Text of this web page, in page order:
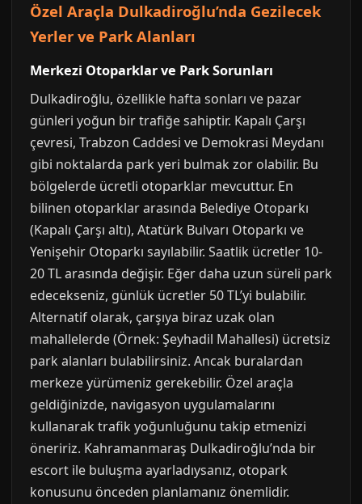
Özel Araçla Dulkadiroğlu’nda Gezilecek
Yerler ve Park Alanları
Merkezi Otoparklar ve Park Sorunları
Dulkadiroğlu, özellikle hafta sonları ve pazar
günleri yoğun bir trafiğe sahiptir. Kapalı Çarşı
çevresi, Trabzon Caddesi ve Demokrasi Meydanı
gibi noktalarda park yeri bulmak zor olabilir. Bu
bölgelerde ücretli otoparklar mevcuttur. En
bilinen otoparklar arasında Belediye Otoparkı
(Kapalı Çarşı altı), Atatürk Bulvarı Otoparkı ve
Yenişehir Otoparkı sayılabilir. Saatlik ücretler 10-
20 TL arasında değişir. Eğer daha uzun süreli park
edecekseniz, günlük ücretler 50 TL’yi bulabilir.
Alternatif olarak, çarşıya biraz uzak olan
mahallelerde (Örnek: Şeyhadil Mahallesi) ücretsiz
park alanları bulabilirsiniz. Ancak buralardan
merkeze yürümeniz gerekebilir. Özel araçla
geldiğinizde, navigasyon uygulamalarını
kullanarak trafik yoğunluğunu takip etmenizi
öneririz. Kahramanmaraş Dulkadiroğlu’nda bir
escort ile buluşma ayarladıysanız, otopark
konusunu önceden planlamanız önemlidir.